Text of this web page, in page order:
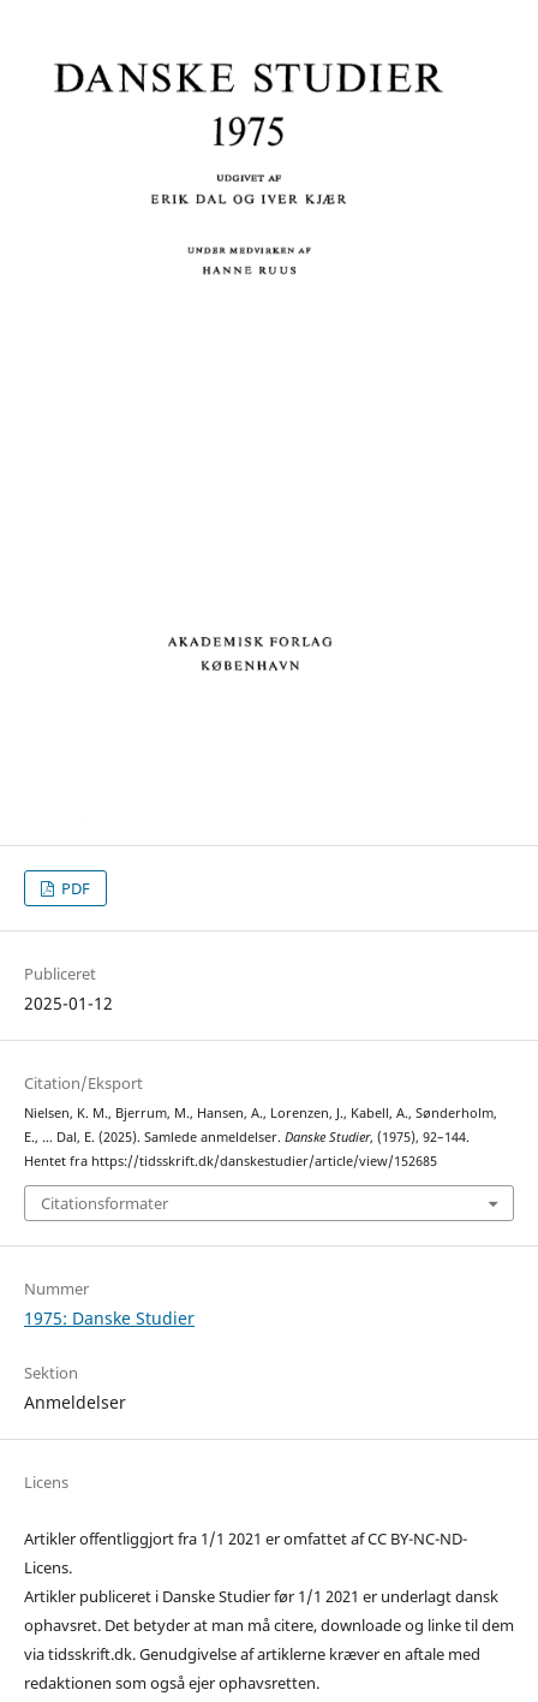
PDF
Publiceret
2025-01-12
Citation/Eksport
Nielsen, K. M., Bjerrum, M., Hansen, A., Lorenzen, J., Kabell, A., Sønderholm,
E., … Dal, E. (2025). Samlede anmeldelser. Danske Studier, (1975), 92–144.
Hentet fra https://tidsskrift.dk/danskestudier/article/view/152685
Citationsformater
Nummer
1975: Danske Studier
Sektion
Anmeldelser
Licens
Artikler offentliggjort fra 1/1 2021 er omfattet af CC BY-NC-ND-
Licens.
Artikler publiceret i Danske Studier før 1/1 2021 er underlagt dansk
ophavsret. Det betyder at man må citere, downloade og linke til dem
via tidsskrift.dk. Genudgivelse af artiklerne kræver en aftale med
redaktionen som også ejer ophavsretten.